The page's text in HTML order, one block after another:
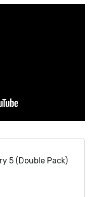
5 (Double Pack)